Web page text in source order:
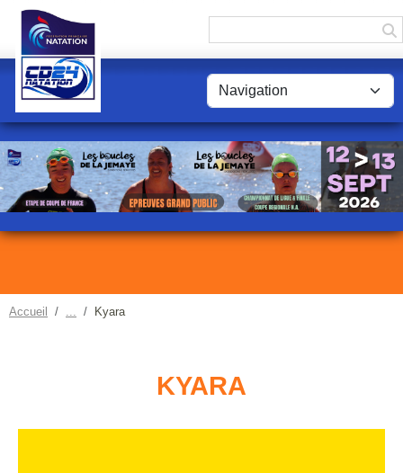
Accueil Kyara
KYARA
Panneau de gestion des cookies